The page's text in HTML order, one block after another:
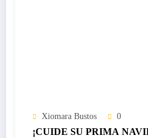
Xiomara Bustos 0
¡CUIDE SU PRIMA